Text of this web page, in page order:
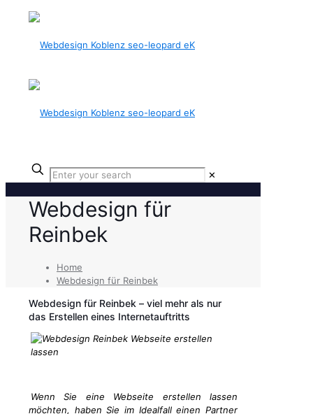
✕
Webdesign für
Reinbek
Home
Webdesign für Reinbek
Webdesign für Reinbek – viel mehr als nur
das Erstellen eines Internetauftritts
Wenn Sie eine Webseite erstellen lassen
möchten, haben Sie im Idealfall einen Partner